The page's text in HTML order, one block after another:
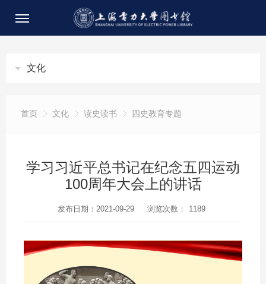
文化
首页 文化 读史读书 四史教育专题
学习习近平总书记在纪念五四运动
100周年大会上的讲话
发布日期：2021-09-29 浏览次数： 1189